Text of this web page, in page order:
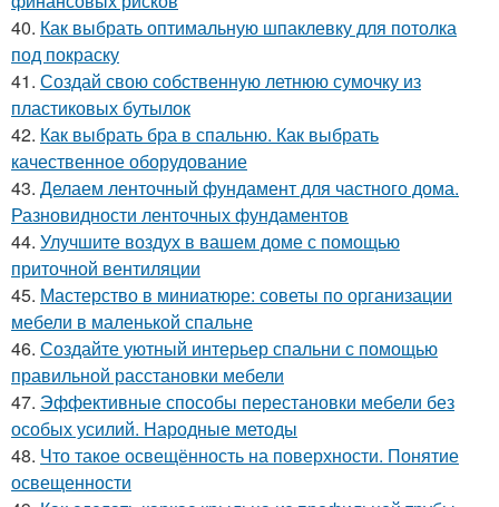
40. Как выбрать оптимальную шпаклевку для потолка
под покраску
41. Создай свою собственную летнюю сумочку из
пластиковых бутылок
42. Как выбрать бра в спальню. Как выбрать
качественное оборудование
43. Делаем ленточный фундамент для частного дома.
Разновидности ленточных фундаментов
44. Улучшите воздух в вашем доме с помощью
приточной вентиляции
45. Мастерство в миниатюре: советы по организации
мебели в маленькой спальне
46. Создайте уютный интерьер спальни с помощью
правильной расстановки мебели
47. Эффективные способы перестановки мебели без
особых усилий. Народные методы
48. Что такое освещённость на поверхности. Понятие
освещенности